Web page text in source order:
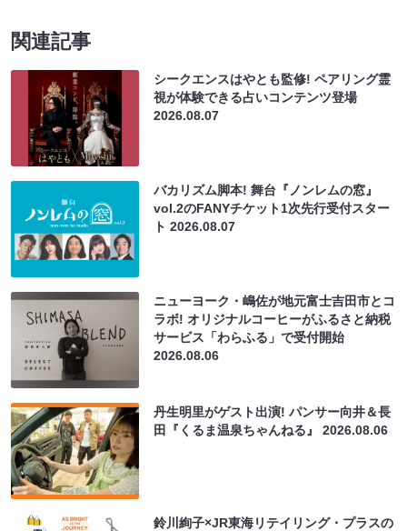
関連記事
シークエンスはやとも監修! ペアリング霊
視が体験できる占いコンテンツ登場
2026.08.07
バカリズム脚本! 舞台『ノンレムの窓』
vol.2のFANYチケット1次先行受付スター
ト2026.08.07
ニューヨーク・嶋佐が地元富士吉田市とコ
ラボ! オリジナルコーヒーがふるさと納税
サービス「わらふる」で受付開始
2026.08.06
丹生明里がゲスト出演! パンサー向井＆長
田『くるま温泉ちゃんねる』2026.08.06
鈴川絢子×JR東海リテイリング・プラスの